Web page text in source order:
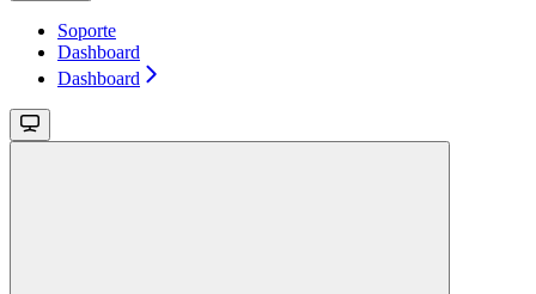
Soporte
Dashboard
Dashboard